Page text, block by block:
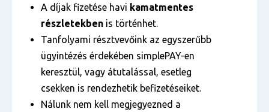
A díjak fizetése havi kamatmentes
részletekben is történhet.
Tanfolyami résztvevőink az egyszerűbb
ügyintézés érdekében simplePAY-en
keresztül, vagy átutalással, esetleg
csekken is rendezhetik befizetéseiket.
Nálunk nem kell megjegyezned a